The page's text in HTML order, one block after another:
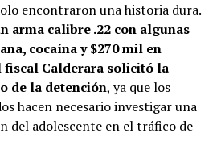
encontraron una historia dura.
arma calibre .22 con algunas
cocaína y $270 mil en
fiscal Calderara solicitó la
de la detención, ya que los
hacen necesario investigar una
del adolescente en el tráfico de